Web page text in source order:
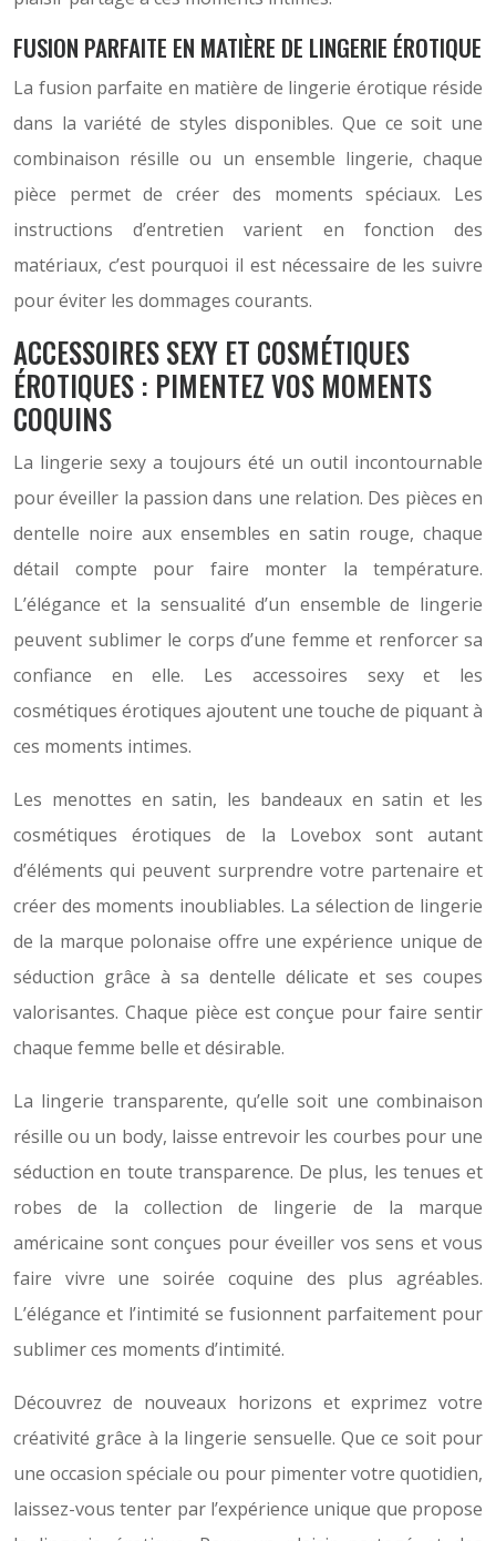
FUSION PARFAITE EN MATIÈRE DE LINGERIE ÉROTIQUE
La fusion parfaite en matière de lingerie érotique réside
dans la variété de styles disponibles. Que ce soit une
combinaison résille ou un ensemble lingerie, chaque
pièce permet de créer des moments spéciaux. Les
instructions d’entretien varient en fonction des
matériaux, c’est pourquoi il est nécessaire de les suivre
pour éviter les dommages courants.
ACCESSOIRES SEXY ET COSMÉTIQUES
ÉROTIQUES : PIMENTEZ VOS MOMENTS
COQUINS
La lingerie sexy a toujours été un outil incontournable
pour éveiller la passion dans une relation. Des pièces en
dentelle noire aux ensembles en satin rouge, chaque
détail compte pour faire monter la température.
L’élégance et la sensualité d’un ensemble de lingerie
peuvent sublimer le corps d’une femme et renforcer sa
confiance en elle. Les accessoires sexy et les
cosmétiques érotiques ajoutent une touche de piquant à
ces moments intimes.
Les menottes en satin, les bandeaux en satin et les
cosmétiques érotiques de la Lovebox sont autant
d’éléments qui peuvent surprendre votre partenaire et
créer des moments inoubliables. La sélection de lingerie
de la marque polonaise offre une expérience unique de
séduction grâce à sa dentelle délicate et ses coupes
valorisantes. Chaque pièce est conçue pour faire sentir
chaque femme belle et désirable.
La lingerie transparente, qu’elle soit une combinaison
résille ou un body, laisse entrevoir les courbes pour une
séduction en toute transparence. De plus, les tenues et
robes de la collection de lingerie de la marque
américaine sont conçues pour éveiller vos sens et vous
faire vivre une soirée coquine des plus agréables.
L’élégance et l’intimité se fusionnent parfaitement pour
sublimer ces moments d’intimité.
Découvrez de nouveaux horizons et exprimez votre
créativité grâce à la lingerie sensuelle. Que ce soit pour
une occasion spéciale ou pour pimenter votre quotidien,
laissez-vous tenter par l’expérience unique que propose